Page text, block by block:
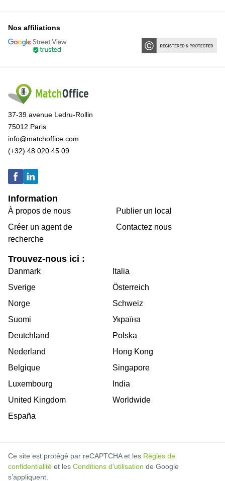
Nos affiliations
37-39 avenue Ledru-Rollin
75012 Paris
info@matchoffice.com
(+32) 48 020 45 09
Information
À propos de nous
Créer un agent de
recherche
Publier un local
Contactez nous
Trouvez-nous ici :
Danmark
Sverige
Norge
Suomi
Deutchland
Nederland
Belgique
Luxembourg
United Kingdom
España
Italia
Österreich
Schweiz
Україна
Polska
Hong Kong
Singapore
India
Worldwide
Ce site est protégé par reCAPTCHA et les Règles de
confidentialité et les Conditions d’utilisation de Google
s’appliquent.